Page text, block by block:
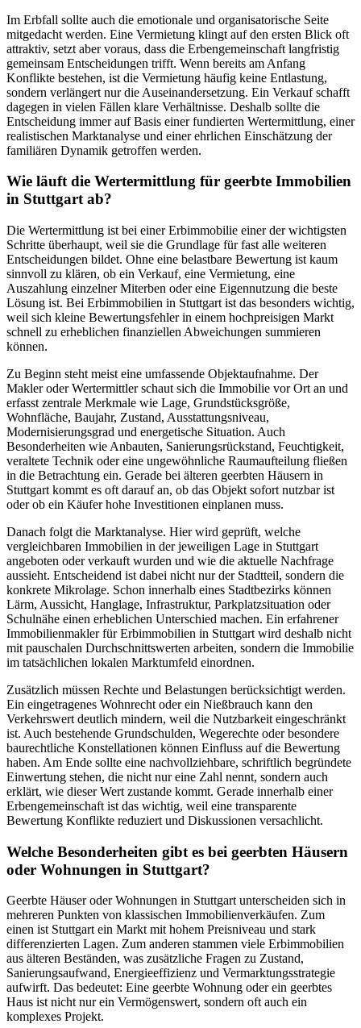
Im Erbfall sollte auch die emotionale und organisatorische Seite
mitgedacht werden. Eine Vermietung klingt auf den ersten Blick oft
attraktiv, setzt aber voraus, dass die Erbengemeinschaft langfristig
gemeinsam Entscheidungen trifft. Wenn bereits am Anfang
Konflikte bestehen, ist die Vermietung häufig keine Entlastung,
sondern verlängert nur die Auseinandersetzung. Ein Verkauf schafft
dagegen in vielen Fällen klare Verhältnisse. Deshalb sollte die
Entscheidung immer auf Basis einer fundierten Wertermittlung, einer
realistischen Marktanalyse und einer ehrlichen Einschätzung der
familiären Dynamik getroffen werden.
Wie läuft die Wertermittlung für geerbte Immobilien
in Stuttgart ab?
Die Wertermittlung ist bei einer Erbimmobilie einer der wichtigsten
Schritte überhaupt, weil sie die Grundlage für fast alle weiteren
Entscheidungen bildet. Ohne eine belastbare Bewertung ist kaum
sinnvoll zu klären, ob ein Verkauf, eine Vermietung, eine
Auszahlung einzelner Miterben oder eine Eigennutzung die beste
Lösung ist. Bei Erbimmobilien in Stuttgart ist das besonders wichtig,
weil sich kleine Bewertungsfehler in einem hochpreisigen Markt
schnell zu erheblichen finanziellen Abweichungen summieren
können.
Zu Beginn steht meist eine umfassende Objektaufnahme. Der
Makler oder Wertermittler schaut sich die Immobilie vor Ort an und
erfasst zentrale Merkmale wie Lage, Grundstücksgröße,
Wohnfläche, Baujahr, Zustand, Ausstattungsniveau,
Modernisierungsgrad und energetische Situation. Auch
Besonderheiten wie Anbauten, Sanierungsrückstand, Feuchtigkeit,
veraltete Technik oder eine ungewöhnliche Raumaufteilung fließen
in die Betrachtung ein. Gerade bei älteren geerbten Häusern in
Stuttgart kommt es oft darauf an, ob das Objekt sofort nutzbar ist
oder ob ein Käufer hohe Investitionen einplanen muss.
Danach folgt die Marktanalyse. Hier wird geprüft, welche
vergleichbaren Immobilien in der jeweiligen Lage in Stuttgart
angeboten oder verkauft wurden und wie die aktuelle Nachfrage
aussieht. Entscheidend ist dabei nicht nur der Stadtteil, sondern die
konkrete Mikrolage. Schon innerhalb eines Stadtbezirks können
Lärm, Aussicht, Hanglage, Infrastruktur, Parkplatzsituation oder
Schulnähe einen erheblichen Unterschied machen. Ein erfahrener
Immobilienmakler für Erbimmobilien in Stuttgart wird deshalb nicht
mit pauschalen Durchschnittswerten arbeiten, sondern die Immobilie
im tatsächlichen lokalen Marktumfeld einordnen.
Zusätzlich müssen Rechte und Belastungen berücksichtigt werden.
Ein eingetragenes Wohnrecht oder ein Nießbrauch kann den
Verkehrswert deutlich mindern, weil die Nutzbarkeit eingeschränkt
ist. Auch bestehende Grundschulden, Wegerechte oder besondere
baurechtliche Konstellationen können Einfluss auf die Bewertung
haben. Am Ende sollte eine nachvollziehbare, schriftlich begründete
Einwertung stehen, die nicht nur eine Zahl nennt, sondern auch
erklärt, wie dieser Wert zustande kommt. Gerade innerhalb einer
Erbengemeinschaft ist das wichtig, weil eine transparente
Bewertung Konflikte reduziert und Diskussionen versachlicht.
Welche Besonderheiten gibt es bei geerbten Häusern
oder Wohnungen in Stuttgart?
Geerbte Häuser oder Wohnungen in Stuttgart unterscheiden sich in
mehreren Punkten von klassischen Immobilienverkäufen. Zum
einen ist Stuttgart ein Markt mit hohem Preisniveau und stark
differenzierten Lagen. Zum anderen stammen viele Erbimmobilien
aus älteren Beständen, was zusätzliche Fragen zu Zustand,
Sanierungsaufwand, Energieeffizienz und Vermarktungsstrategie
aufwirft. Das bedeutet: Eine geerbte Wohnung oder ein geerbtes
Haus ist nicht nur ein Vermögenswert, sondern oft auch ein
komplexes Projekt.